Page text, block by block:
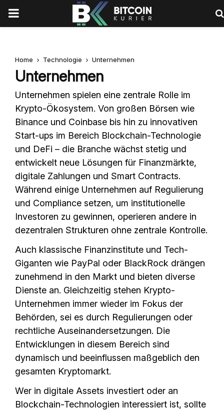
PRIMARY
Home Technologie Unternehmen
Unternehmen
Unternehmen spielen eine zentrale Rolle im
Krypto-Ökosystem. Von großen Börsen wie
Binance und Coinbase bis hin zu innovativen
Start-ups im Bereich Blockchain-Technologie
und DeFi – die Branche wächst stetig und
entwickelt neue Lösungen für Finanzmärkte,
digitale Zahlungen und Smart Contracts.
Während einige Unternehmen auf Regulierung
und Compliance setzen, um institutionelle
Investoren zu gewinnen, operieren andere in
dezentralen Strukturen ohne zentrale Kontrolle.
Auch klassische Finanzinstitute und Tech-
Giganten wie PayPal oder BlackRock drängen
zunehmend in den Markt und bieten diverse
Dienste an. Gleichzeitig stehen Krypto-
Unternehmen immer wieder im Fokus der
Behörden, sei es durch Regulierungen oder
rechtliche Auseinandersetzungen. Die
Entwicklungen in diesem Bereich sind
dynamisch und beeinflussen maßgeblich den
gesamten Kryptomarkt.
Wer in digitale Assets investiert oder an
Blockchain-Technologien interessiert ist, sollte